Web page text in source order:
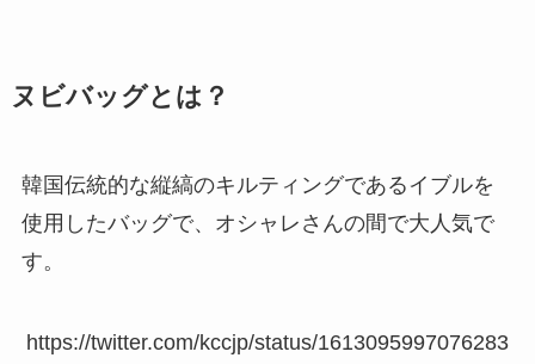
ヌビバッグとは？
韓国伝統的な縦縞のキルティングであるイブルを
使用したバッグで、オシャレさんの間で大人気で
す。
https://twitter.com/kccjp/status/1613095997076283